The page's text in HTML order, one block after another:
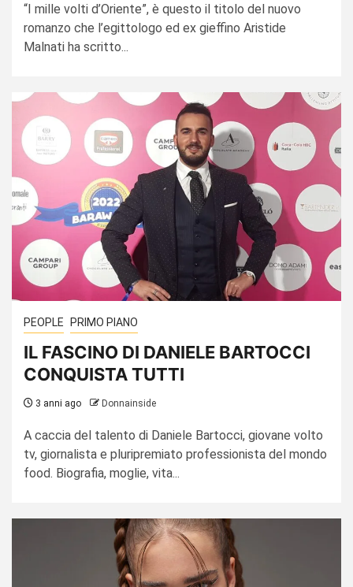
“I mille volti d’Oriente”, è questo il titolo del nuovo
romanzo che l’egittologo ed ex gieffino Aristide
Malnati ha scritto...
PEOPLE PRIMO PIANO
IL FASCINO DI DANIELE BARTOCCI
CONQUISTA TUTTI
3 anni ago Donnainside
A caccia del talento di Daniele Bartocci, giovane volto
tv, giornalista e pluripremiato professionista del mondo
food. Biografia, moglie, vita...